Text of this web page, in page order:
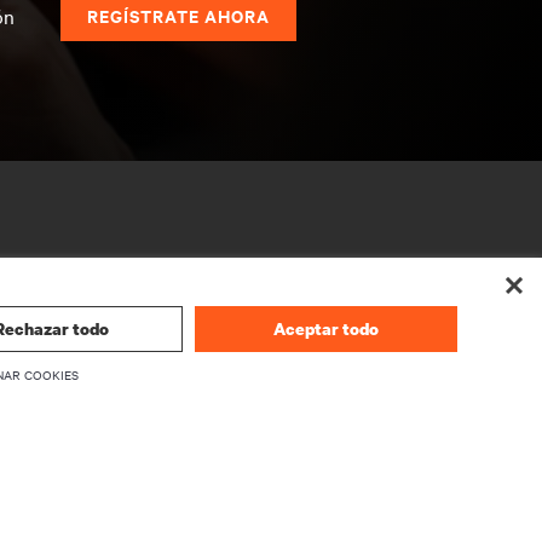
REGÍSTRATE AHORA
todo Aceptar todo
COOKIES